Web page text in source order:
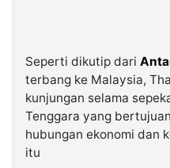
Seperti dikutip dari
terbang ke Malaysia,
kunjungan selama
Tenggara yang
hubungan ekonomi dan
itu